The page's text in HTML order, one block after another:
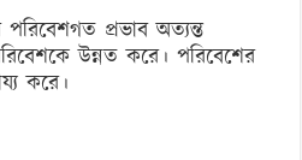
পরিবেশগত প্রভাব অত্যন্ত
উন্নত করে। পরিবেশের
করে।